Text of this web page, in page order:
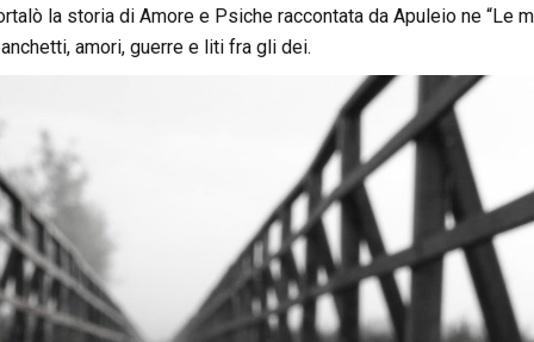
la storia di Amore e Psiche raccontata da Apuleio ne “Le
amori, guerre e liti fra gli dei.